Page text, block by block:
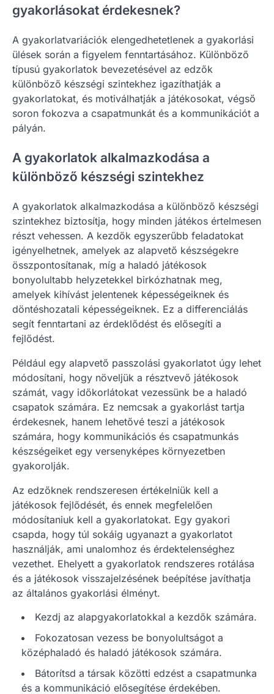
gyakorlásokat érdekesnek?
A gyakorlatvariációk elengedhetetlenek a gyakorlási
ülések során a figyelem fenntartásához. Különböző
típusú gyakorlatok bevezetésével az edzők
különböző készségi szintekhez igazíthatják a
gyakorlatokat, és motiválhatják a játékosokat, végső
soron fokozva a csapatmunkát és a kommunikációt a
pályán.
A gyakorlatok alkalmazkodása a
különböző készségi szintekhez
A gyakorlatok alkalmazkodása a különböző készségi
szintekhez biztosítja, hogy minden játékos értelmesen
részt vehessen. A kezdők egyszerűbb feladatokat
igényelhetnek, amelyek az alapvető készségekre
összpontosítanak, míg a haladó játékosok
bonyolultabb helyzetekkel birkózhatnak meg,
amelyek kihívást jelentenek képességeiknek és
döntéshozatali képességeiknek. Ez a differenciálás
segít fenntartani az érdeklődést és elősegíti a
fejlődést.
Például egy alapvető passzolási gyakorlatot úgy lehet
módosítani, hogy növeljük a résztvevő játékosok
számát, vagy időkorlátokat vezessünk be a haladó
csapatok számára. Ez nemcsak a gyakorlást tartja
érdekesnek, hanem lehetővé teszi a játékosok
számára, hogy kommunikációs és csapatmunkás
készségeiket egy versenyképes környezetben
gyakorolják.
Az edzőknek rendszeresen értékelniük kell a
játékosok fejlődését, és ennek megfelelően
módosítaniuk kell a gyakorlatokat. Egy gyakori
csapda, hogy túl sokáig ugyanazt a gyakorlatot
használják, ami unalomhoz és érdektelenséghez
vezethet. Ehelyett a gyakorlatok rendszeres rotálása
és a játékosok visszajelzésének beépítése javíthatja
az általános gyakorlási élményt.
Kezdj az alapgyakorlatokkal a kezdők számára.
Fokozatosan vezess be bonyolultságot a
középhaladó és haladó játékosok számára.
Bátorítsd a társak közötti edzést a csapatmunka
és a kommunikáció elősegítése érdekében.